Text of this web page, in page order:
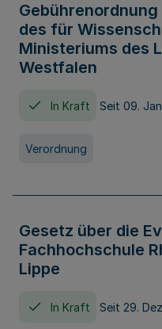
des für
Ministeriums des
Westfalen
In Kraft Seit 09.
Verordnung
Gesetz über die
Fachhochschule
Lippe
In Kraft Seit 29.